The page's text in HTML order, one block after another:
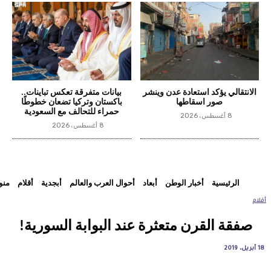
الانتقالي يؤكد استعادة عدن وينشر
صور اسقاطها
8 أغسطس، 2026
بيانات متفرقة تعكس تباينات..
باكستان وتركيا تضعان خطوطًا
حمراء للتحالف مع السعودية
8 أغسطس، 2026